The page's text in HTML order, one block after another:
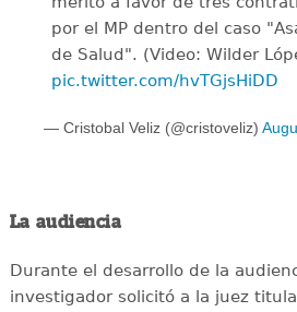
por el MP dentro del caso
de Salud". (Video: Wilder
pic.twitter.com/hvTGjsHiDD
— Cristobal Veliz (@cristoveliz)
La audiencia
Durante el desarrollo de la
investigador solicitó a la juez